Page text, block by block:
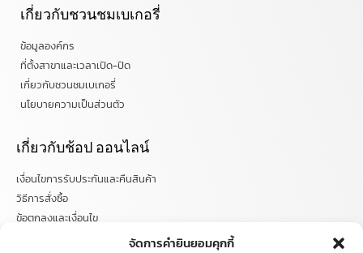
จัดการคำยินยอมคุกกี้
เกี่ยวกับชวนชมเบเกอรี่
ข้อมูลองค์กร
ที่ตั้งสาขาและเวลาเปิด-ปิด
เกี่ยวกับชวนชมเบเกอรี่
นโยบายความเป็นส่วนตัว
เกี่ยวกับช้อป ออนไลน์
เงื่อนไขการรับประกันและคืนสินค้า
วิธีการสั่งซื้อ
ข้อตกลงและเงื่อนไข